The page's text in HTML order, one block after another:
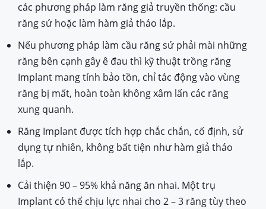
các phương pháp làm răng giả truyền thống: cầu
răng sứ hoặc làm hàm giả tháo lắp.
Nếu phương pháp làm cầu răng sứ phải mài những
răng bên cạnh gây ê đau thì kỹ thuật trồng răng
Implant mang tính bảo tồn, chỉ tác động vào vùng
răng bị mất, hoàn toàn không xâm lấn các răng
xung quanh.
Răng Implant được tích hợp chắc chắn, cố định, sử
dụng tự nhiên, không bất tiện như hàm giả tháo
lắp.
Cải thiện 90 – 95% khả năng ăn nhai. Một trụ
Implant có thể chịu lực nhai cho 2 – 3 răng tùy theo